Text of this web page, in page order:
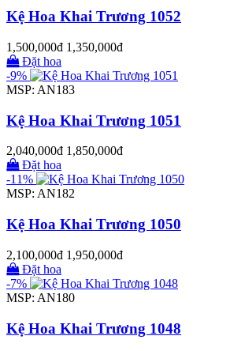
Kệ Hoa Khai Trương 1052
1,500,000đ 1,350,000đ
Đặt hoa
-9%
MSP: AN183
Kệ Hoa Khai Trương 1051
2,040,000đ 1,850,000đ
Đặt hoa
-11%
MSP: AN182
Kệ Hoa Khai Trương 1050
2,100,000đ 1,950,000đ
Đặt hoa
-7%
MSP: AN180
Kệ Hoa Khai Trương 1048